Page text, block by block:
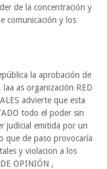
de la concentración y
comunicación y los
la aprobación de
as organización RED
advierte que esta
todo el poder sin
judicial emitida por un
que de paso provocaría
y violacion a los
OPINIÓN ,